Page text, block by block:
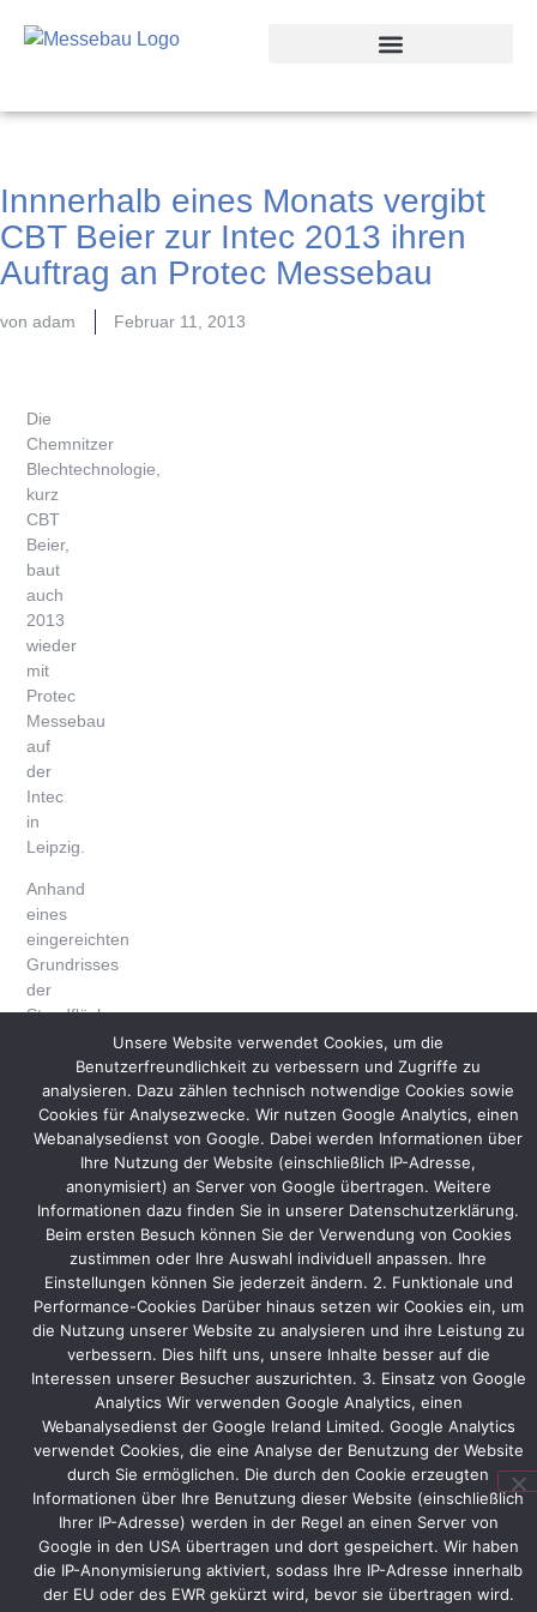
Innnerhalb eines Monats vergibt
CBT Beier zur Intec 2013 ihren
Auftrag an Protec Messebau
von adam Februar 11, 2013
Die
Chemnitzer
Blechtechnologie,
kurz
CBT
Beier,
baut
auch
2013
wieder
mit
Protec
Messebau
auf
der
Intec
in
Leipzig.
Anhand
eines
eingereichten
Grundrisses
der
Standfläche
Messestand
geplant
und
gestaltet.
Innerhalb
eines
Monats
wurde
der
Auftrag
schließlich
vergeben.
Beier
selbst
Exponate
am
Stand
Unsere Website verwendet Cookies, um die
Benutzerfreundlichkeit zu verbessern und Zugriffe zu
analysieren. Dazu zählen technisch notwendige Cookies sowie
Cookies für Analysezwecke. Wir nutzen Google Analytics, einen
Webanalysedienst von Google. Dabei werden Informationen über
Ihre Nutzung der Website (einschließlich IP-Adresse,
anonymisiert) an Server von Google übertragen. Weitere
Informationen dazu finden Sie in unserer Datenschutzerklärung.
Beim ersten Besuch können Sie der Verwendung von Cookies
zustimmen oder Ihre Auswahl individuell anpassen. Ihre
Einstellungen können Sie jederzeit ändern. 2. Funktionale und
Performance-Cookies Darüber hinaus setzen wir Cookies ein, um
die Nutzung unserer Website zu analysieren und ihre Leistung zu
verbessern. Dies hilft uns, unsere Inhalte besser auf die
Interessen unserer Besucher auszurichten. 3. Einsatz von Google
Analytics Wir verwenden Google Analytics, einen
Webanalysedienst der Google Ireland Limited. Google Analytics
verwendet Cookies, die eine Analyse der Benutzung der Website
durch Sie ermöglichen. Die durch den Cookie erzeugten
Informationen über Ihre Benutzung dieser Website (einschließlich
Ihrer IP-Adresse) werden in der Regel an einen Server von
Google in den USA übertragen und dort gespeichert. Wir haben
die IP-Anonymisierung aktiviert, sodass Ihre IP-Adresse innerhalb
der EU oder des EWR gekürzt wird, bevor sie übertragen wird.